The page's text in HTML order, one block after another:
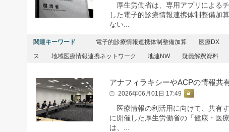
厚生労働省は、専用アプリによる
した電子的診療情報連携体制整備加
ない...
関連キーワード 電子的診療情報連携体制整備加算 医療DX
ス
地域医療情報連携ネットワーク 地連NW 疑義解釈資料
アナフィラキシーやACPの情報共
2026年06月01日 17:49
医療情報の利活用に向けて、共有
に開催した厚生労働省の「健康・医
は、...